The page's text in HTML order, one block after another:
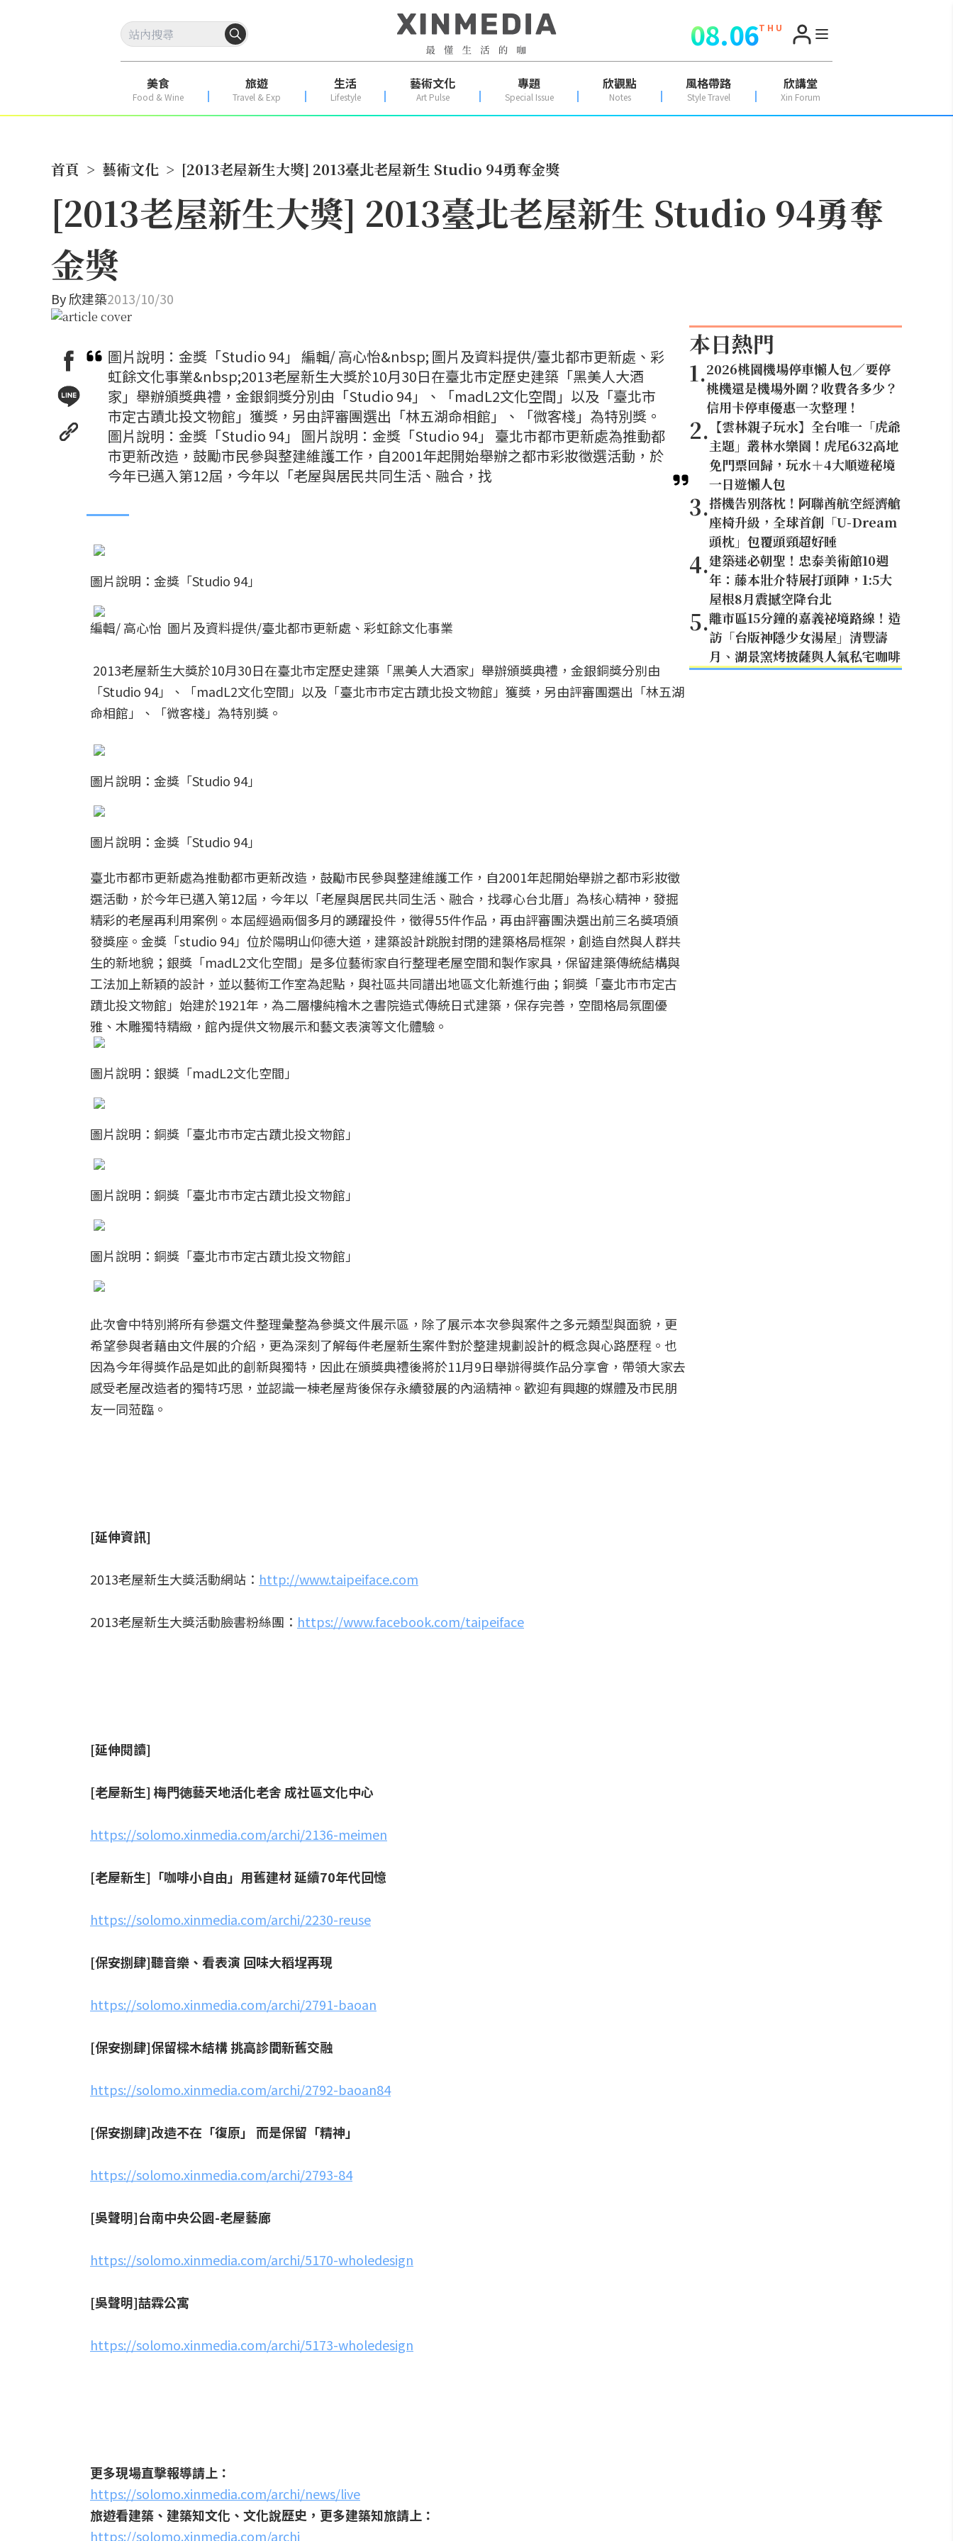
08.06T H U
美食
Food & Wine
旅遊
Travel & Exp
生活
Lifestyle
藝術文化
Art Pulse
專題
Special Issue
欣觀點
Notes
風格帶路
Style Travel
欣講堂
Xin Forum
首頁 > 藝術文化 > [2013老屋新生大獎] 2013臺北老屋新生 Studio 94勇奪金獎
[2013老屋新生大獎] 2013臺北老屋新生 Studio 94勇奪
金獎
By欣建築2013/10/30
圖片說明：金獎「Studio 94」 編輯/ 高心怡&nbsp; 圖片及資料提供/臺北都市更新處、彩
虹餘文化事業&nbsp;2013老屋新生大獎於10月30日在臺北市定歷史建築「黑美人大酒
家」舉辦頒獎典禮，金銀銅獎分別由「Studio 94」、「madL2文化空間」以及「臺北市
市定古蹟北投文物館」獲獎，另由評審團選出「林五湖命相館」、「微客棧」為特別獎。
圖片說明：金獎「Studio 94」 圖片說明：金獎「Studio 94」 臺北市都市更新處為推動都
市更新改造，鼓勵市民參與整建維護工作，自2001年起開始舉辦之都市彩妝徵選活動，於
今年已邁入第12屆，今年以「老屋與居民共同生活、融合，找
圖片說明：金獎「Studio 94」
編輯/ 高心怡 圖片及資料提供/臺北都市更新處、彩虹餘文化事業
2013老屋新生大獎於10月30日在臺北市定歷史建築「黑美人大酒家」舉辦頒獎典禮，金銀銅獎分別由
「Studio 94」、「madL2文化空間」以及「臺北市市定古蹟北投文物館」獲獎，另由評審團選出「林五湖
命相館」、「微客棧」為特別獎。
圖片說明：金獎「Studio 94」
圖片說明：金獎「Studio 94」
臺北市都市更新處為推動都市更新改造，鼓勵市民參與整建維護工作，自2001年起開始舉辦之都市彩妝徵
選活動，於今年已邁入第12屆，今年以「老屋與居民共同生活、融合，找尋心台北厝」為核心精神，發掘
精彩的老屋再利用案例。本屆經過兩個多月的踴躍投件，徵得55件作品，再由評審團決選出前三名獎項頒
發獎座。金獎「studio 94」位於陽明山仰德大道，建築設計跳脫封閉的建築格局框架，創造自然與人群共
生的新地貌；銀獎「madL2文化空間」是多位藝術家自行整理老屋空間和製作家具，保留建築傳統結構與
工法加上新穎的設計，並以藝術工作室為起點，與社區共同譜出地區文化新進行曲；銅獎「臺北市市定古
蹟北投文物館」始建於1921年，為二層樓純檜木之書院造式傳統日式建築，保存完善，空間格局氛圍優
雅、木雕獨特精緻，館內提供文物展示和藝文表演等文化體驗。
圖片說明：銀獎「madL2文化空間」
圖片說明：銅獎「臺北市市定古蹟北投文物館」
圖片說明：銅獎「臺北市市定古蹟北投文物館」
圖片說明：銅獎「臺北市市定古蹟北投文物館」
此次會中特別將所有參選文件整理彙整為參獎文件展示區，除了展示本次參與案件之多元類型與面貌，更
希望參與者藉由文件展的介紹，更為深刻了解每件老屋新生案件對於整建規劃設計的概念與心路歷程。也
因為今年得獎作品是如此的創新與獨特，因此在頒獎典禮後將於11月9日舉辦得獎作品分享會，帶領大家去
感受老屋改造者的獨特巧思，並認識一棟老屋背後保存永續發展的內涵精神。歡迎有興趣的媒體及市民朋
友一同蒞臨。
[延伸資訊]
2013老屋新生大獎活動網站： http://www.taipeiface.com
2013老屋新生大獎活動臉書粉絲團： https://www.facebook.com/taipeiface
[延伸閱讀]
[老屋新生] 梅門徳藝天地活化老舍 成社區文化中心
https://solomo.xinmedia.com/archi/2136-meimen
[老屋新生]「咖啡小自由」用舊建材 延續70年代回憶
https://solomo.xinmedia.com/archi/2230-reuse
[保安捌肆]聽音樂、看表演 回味大稻埕再現
https://solomo.xinmedia.com/archi/2791-baoan
[保安捌肆]保留樑木結構 挑高診間新舊交融
https://solomo.xinmedia.com/archi/2792-baoan84
[保安捌肆]改造不在「復原」 而是保留「精神」
https://solomo.xinmedia.com/archi/2793-84
[吳聲明]台南中央公園-老屋藝廊
https://solomo.xinmedia.com/archi/5170-wholedesign
[吳聲明]喆霖公寓
https://solomo.xinmedia.com/archi/5173-wholedesign
更多現場直擊報導請上：
https://solomo.xinmedia.com/archi/news/live
旅遊看建築、建築知文化、文化說歷史，更多建築知旅請上：
https://solomo.xinmedia.com/archi
本日熱門
1.2026桃園機場停車懶人包／要停
桃機還是機場外圍？收費各多少？
信用卡停車優惠一次整理！
2. 【雲林親子玩水】全台唯一「虎爺
主題」叢林水樂園！虎尾632高地
免門票回歸，玩水＋4大順遊秘境
一日遊懶人包
3.搭機告別落枕！阿聯酋航空經濟艙
座椅升級，全球首創「U-Dream
頭枕」包覆頭頸超好睡
4.建築迷必朝聖！忠泰美術館10週
年：藤本壯介特展打頭陣，1:5大
屋根8月震撼空降台北
5.離市區15分鐘的嘉義祕境路線！造
訪「台版神隱少女湯屋」清豐濤
月、湖景窯烤披薩與人氣私宅咖啡